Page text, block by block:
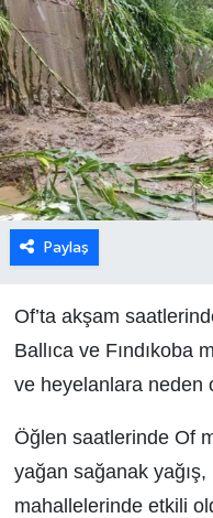
Paylaş
Of’ta akşam
Ballıca ve Fındıkoba
ve heyelanlara neden
Öğlen saatlerinde Of
yağan sağanak yağış,
mahallelerinde etkili